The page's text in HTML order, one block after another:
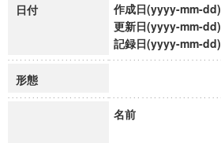
日付
作成日(yyyy-mm-dd)
更新日(yyyy-mm-dd)
記録日(yyyy-mm-dd)
形態
名前